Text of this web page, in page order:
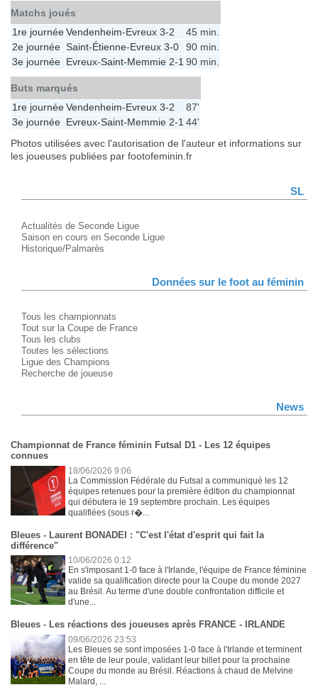
Matchs joués
1re journéeVendenheim-Evreux 3-2
45 min.
2e journée Saint-Étienne-Evreux 3-0
90 min.
3e journée Evreux-Saint-Memmie 2-1 90 min.
Buts marqués
1re journéeVendenheim-Evreux 3-2
87'
3e journée Evreux-Saint-Memmie 2-1 44'
Photos utilisées avec l'autorisation de l'auteur et informations sur
les joueuses publiées par footofeminin.fr
SL
Actualités de Seconde Ligue
Saison en cours en Seconde Ligue
Historique/Palmarès
Données sur le foot au féminin
Tous les championnats
Tout sur la Coupe de France
Tous les clubs
Toutes les sélections
Ligue des Champions
Recherche de joueuse
News
Championnat de France féminin Futsal D1 - Les 12 équipes
connues
18/06/2026 9:06
La Commission Fédérale du Futsal a communiqué les 12
équipes retenues pour la première édition du championnat
qui débutera le 19 septembre prochain. Les équipes
qualifiées (sous r�...
Bleues - Laurent BONADEI : "C'est l'état d'esprit qui fait la
différence"
10/06/2026 0:12
En s'imposant 1-0 face à l'Irlande, l'équipe de France féminine
valide sa qualification directe pour la Coupe du monde 2027
au Brésil. Au terme d'une double confrontation difficile et
d'une...
Bleues - Les réactions des joueuses après FRANCE - IRLANDE
09/06/2026 23:53
Les Bleues se sont imposées 1-0 face à l'Irlande et terminent
en tête de leur poule, validant leur billet pour la prochaine
Coupe du monde au Brésil. Réactions à chaud de Melvine
Malard, ...